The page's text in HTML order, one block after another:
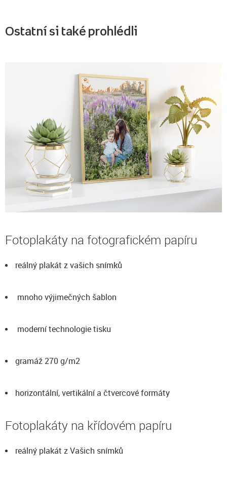
Ostatní si také prohlédli
Fotoplakáty na fotografickém papíru
reálný plakát z vašich snímků
mnoho výjimečných šablon
moderní technologie tisku
gramáž 270 g/m2
horizontální, vertikální a čtvercové formáty
Fotoplakáty na křídovém papíru
reálný plakát z Vašich snímků